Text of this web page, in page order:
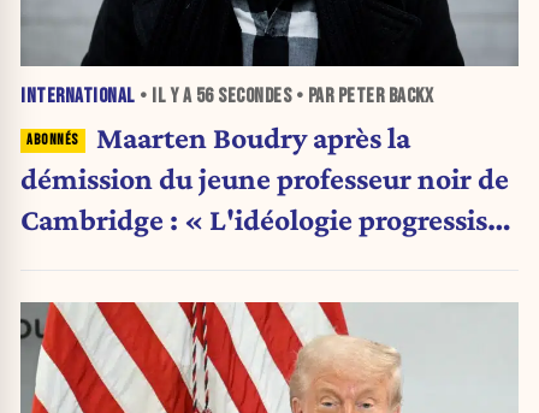
INTERNATIONAL • IL Y A 56 SECONDES• PAR PETER BACKX
Maarten Boudry après la
démission du jeune professeur noir de
Cambridge : « L'idéologie progressiste